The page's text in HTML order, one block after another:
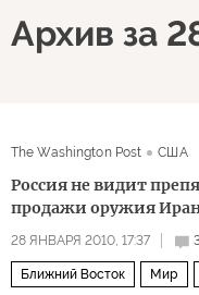
Архив за
The Washington Post США
Россия не видит
продажи оружия
28 ЯНВАРЯ 2010, 17:37
Ближний Восток Мир